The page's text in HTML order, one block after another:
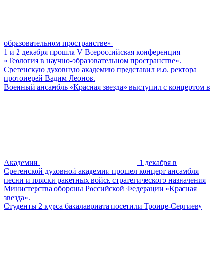
образовательном пространстве»
1 и 2 декабря прошла V Всероссийская конференция
«Теология в научно-образовательном пространстве».
Сретенскую духовную академию представил и.о. ректора
протоиерей Вадим Леонов.
Военный ансамбль «Красная звезда» выступил с концертом в
Академии
1 декабря в
Сретенской духовной академии прошел концерт ансамбля
песни и пляски ракетных войск стратегического назначения
Министерства обороны Российской Федерации «Красная
звезда».
Студенты 2 курса бакалавриата посетили Троице-Сергиеву